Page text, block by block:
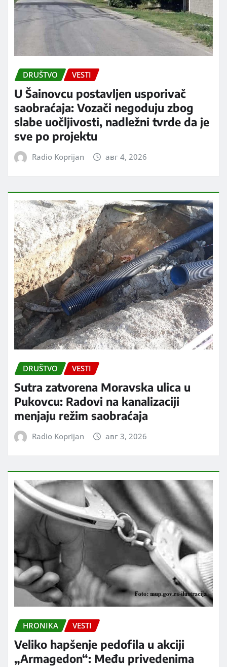
DRUŠTVO VESTI
U Šainovcu postavljen usporivač
saobraćaja: Vozači negoduju zbog
slabe uočljivosti, nadležni tvrde da je
sve po projektu
Radio Koprijan авг 4, 2026
DRUŠTVO VESTI
Sutra zatvorena Moravska ulica u
Pukovcu: Radovi na kanalizaciji
menjaju režim saobraćaja
Radio Koprijan авг 3, 2026
HRONIKA VESTI
Veliko hapšenje pedofila u akciji
„Armagedon“: Među privedenima